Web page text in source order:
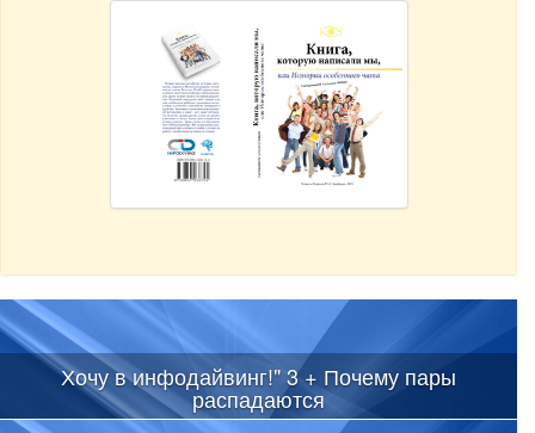
Хочу в инфодайвинг!" 3 + Почему пары
распадаются